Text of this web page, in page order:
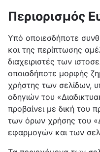
Περιορισμός
Υπό οποιεσδήποτε
και της περίπτωσης
διαχειριστές των
οποιαδήποτε μορφής
χρήστης των σελίδων,
οδηγιών του
προβαίνει με δική του
των όρων χρήσης του
εφαρμογών και των